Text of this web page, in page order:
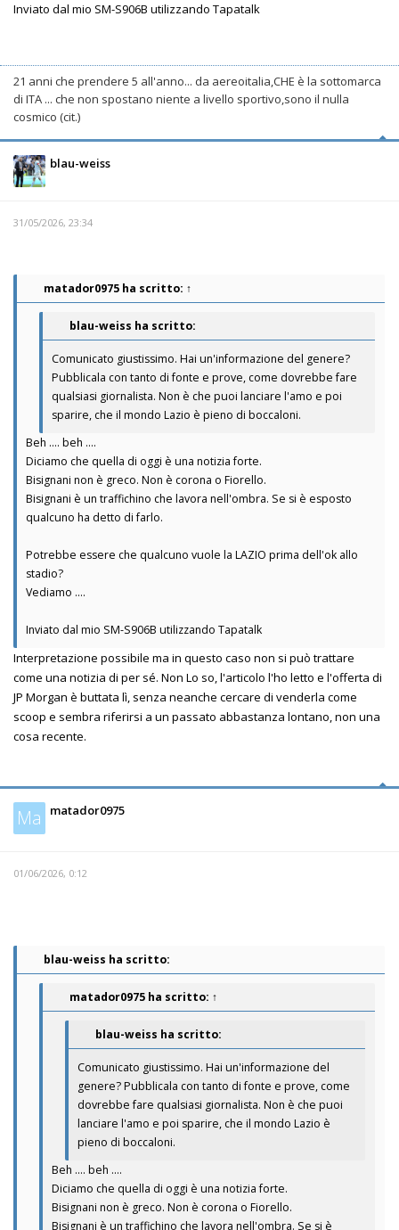
Inviato dal mio SM-S906B utilizzando Tapatalk
21 anni che prendere 5 all'anno... da aereoitalia,CHE è la sottomarca
di ITA ... che non spostano niente a livello sportivo,sono il nulla
cosmico (cit.)
blau-weiss
31/05/2026, 23:34
matador0975 ha scritto: ↑
blau-weiss ha scritto:
Comunicato giustissimo. Hai un'informazione del genere?
Pubblicala con tanto di fonte e prove, come dovrebbe fare
qualsiasi giornalista. Non è che puoi lanciare l'amo e poi
sparire, che il mondo Lazio è pieno di boccaloni.
Beh .... beh ....
Diciamo che quella di oggi è una notizia forte.
Bisignani non è greco. Non è corona o Fiorello.
Bisignani è un traffichino che lavora nell'ombra. Se si è esposto
qualcuno ha detto di farlo.
Potrebbe essere che qualcuno vuole la LAZIO prima dell'ok allo
stadio?
Vediamo ....
Inviato dal mio SM-S906B utilizzando Tapatalk
Interpretazione possibile ma in questo caso non si può trattare
come una notizia di per sé. Non Lo so, l'articolo l'ho letto e l'offerta di
JP Morgan è buttata lì, senza neanche cercare di venderla come
scoop e sembra riferirsi a un passato abbastanza lontano, non una
cosa recente.
Ma matador0975
01/06/2026, 0:12
blau-weiss ha scritto:
matador0975 ha scritto: ↑
blau-weiss ha scritto:
Comunicato giustissimo. Hai un'informazione del
genere? Pubblicala con tanto di fonte e prove, come
dovrebbe fare qualsiasi giornalista. Non è che puoi
lanciare l'amo e poi sparire, che il mondo Lazio è
pieno di boccaloni.
Beh .... beh ....
Diciamo che quella di oggi è una notizia forte.
Bisignani non è greco. Non è corona o Fiorello.
Bisignani è un traffichino che lavora nell'ombra. Se si è